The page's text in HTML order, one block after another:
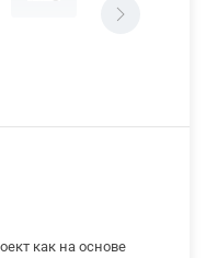
как на основе